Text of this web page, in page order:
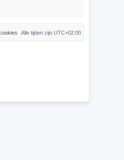
Alle tijden zijn UTC+02:00